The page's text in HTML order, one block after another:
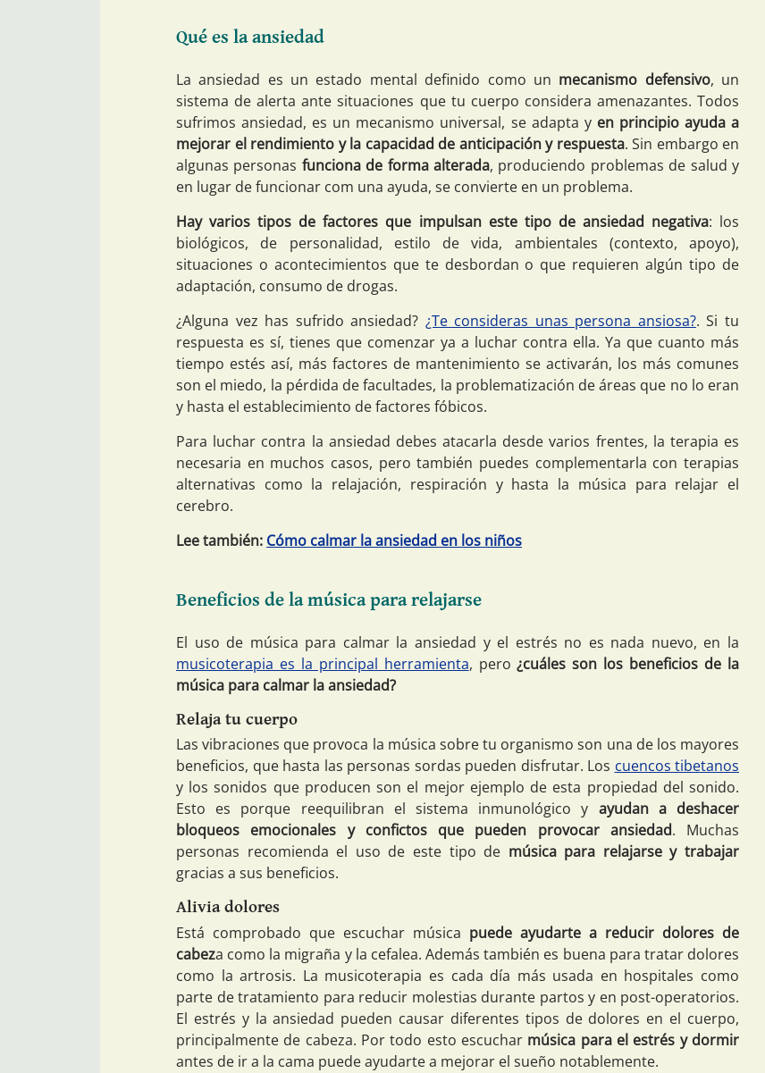
Qué es la ansiedad
La ansiedad es un estado mental definido como un mecanismo defensivo, un
sistema de alerta ante situaciones que tu cuerpo considera amenazantes. Todos
sufrimos ansiedad, es un mecanismo universal, se adapta y en principio ayuda a
mejorar el rendimiento y la capacidad de anticipación y respuesta. Sin embargo en
algunas personas funciona de forma alterada, produciendo problemas de salud y
en lugar de funcionar com una ayuda, se convierte en un problema.
Hay varios tipos de factores que impulsan este tipo de ansiedad negativa: los
biológicos, de personalidad, estilo de vida, ambientales (contexto, apoyo),
situaciones o acontecimientos que te desbordan o que requieren algún tipo de
adaptación, consumo de drogas.
¿Alguna vez has sufrido ansiedad? ¿Te consideras unas persona ansiosa?. Si tu
respuesta es sí, tienes que comenzar ya a luchar contra ella. Ya que cuanto más
tiempo estés así, más factores de mantenimiento se activarán, los más comunes
son el miedo, la pérdida de facultades, la problematización de áreas que no lo eran
y hasta el establecimiento de factores fóbicos.
Para luchar contra la ansiedad debes atacarla desde varios frentes, la terapia es
necesaria en muchos casos, pero también puedes complementarla con terapias
alternativas como la relajación, respiración y hasta la música para relajar el
cerebro.
Lee también: Cómo calmar la ansiedad en los niños
Beneficios de la música para relajarse
El uso de música para calmar la ansiedad y el estrés no es nada nuevo, en la
musicoterapia es la principal herramienta, pero¿cuáles son los beneficios de la
música para calmar la ansiedad?
Relaja tu cuerpo
Las vibraciones que provoca la música sobre tu organismo son una de los mayores
beneficios, que hasta las personas sordas pueden disfrutar. Los cuencos tibetanos
y los sonidos que producen son el mejor ejemplo de esta propiedad del sonido.
Esto es porque reequilibran el sistema inmunológico y ayudan a deshacer
bloqueos emocionales y confictos que pueden provocar ansiedad. Muchas
personas recomienda el uso de este tipo de música para relajarse y trabajar
gracias a sus beneficios.
Alivia dolores
Está comprobado que escuchar música puede ayudarte a reducir dolores de
cabeza como la migraña y la cefalea. Además también es buena para tratar dolores
como la artrosis. La musicoterapia es cada día más usada en hospitales como
parte de tratamiento para reducir molestias durante partos y en post-operatorios.
El estrés y la ansiedad pueden causar diferentes tipos de dolores en el cuerpo,
principalmente de cabeza. Por todo esto escuchar música para el estrés y dormir
antes de ir a la cama puede ayudarte a mejorar el sueño notablemente.